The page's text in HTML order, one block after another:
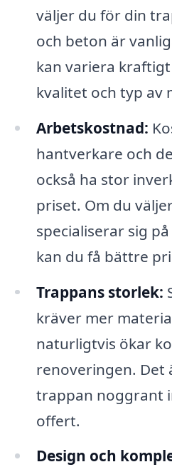
väljer du för din
och beton är
kan variera
kvalitet och typ av
Arbetskostnad:
hantverkare och
också ha stor
priset. Om du
specialiserar sig
kan du få bättre
Trappans storlek:
kräver mer
naturligtvis ökar
renoveringen. Det
trappan noggrant
offert.
Design och